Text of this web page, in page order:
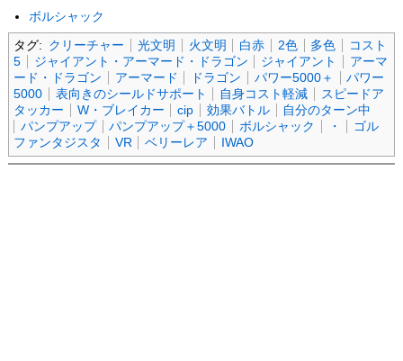
ボルシャック
タグ: クリーチャー 光文明 火文明 白赤 2色 多色
コスト
5
ジャイアント・アーマード・ドラゴン ジャイアント
アーマ
ード・ドラゴン
アーマード ドラゴン パワー5000＋
パワー
5000
表向きのシールドサポート 自身コスト軽減
スピードア
タッカー
W・ブレイカー cip 効果バトル
自分のターン中
パンプアップ
パンプアップ＋5000 ボルシャック ・
ゴル
ファンタジスタ
VR ベリーレア IWAO